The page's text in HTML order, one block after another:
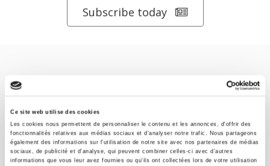
Ce site web utilise des cookies
Les cookies nous permettent de personnaliser le contenu et les annonces, d'offrir des
fonctionnalités relatives aux médias sociaux et d'analyser notre trafic. Nous partageons
également des informations sur l'utilisation de notre site avec nos partenaires de médias
sociaux, de publicité et d'analyse, qui peuvent combiner celles-ci avec d'autres
informations que vous leur avez fournies ou qu'ils ont collectées lors de votre utilisation
Subscribe today
SCIENCES PO UNIVERSITY PRESS has a threefold role: to publish
original research, to edit reference works for student use, and to
help public and political debate.continue